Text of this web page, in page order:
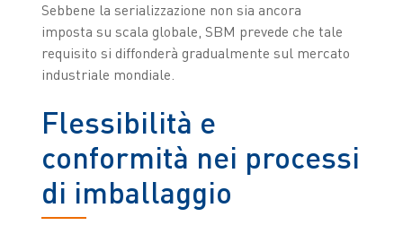
Sebbene la serializzazione non sia ancora
imposta su scala globale, SBM prevede che tale
requisito si diffonderà gradualmente sul mercato
industriale mondiale.
Flessibilità e
conformità nei processi
di imballaggio